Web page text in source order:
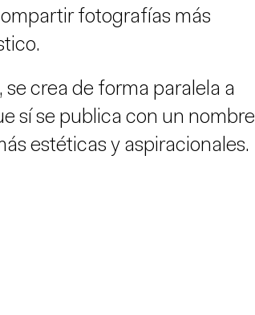
fotografías más
se crea de forma paralela a
sí se publica con un nombre
estéticas y aspiracionales.